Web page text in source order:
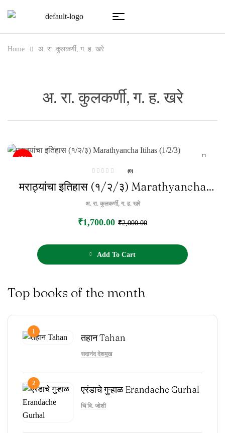
Home अ. रा. कुलकर्णी, ग. ह. खरे
अ. रा. कुलकर्णी, ग. ह. खरे
-15%
a
t
d
0
t
(0)
मराठ्यांचा इतिहास (१/२/३) Marathyancha
Itihas (1/2/3)
अ. रा. कुलकर्णी, ग. ह. खरे
₹2,000.00
₹1,700.00
Add To Cart
Top books of the month
1
तहान Tahan
सदानंद देशमुख
2
एरंडाचे गुऱ्हाळ Erandache Gurhal
चिं वि. जोशी